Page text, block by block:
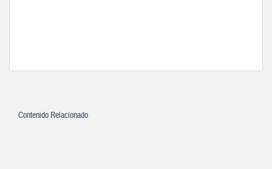
Contenido Relacionado